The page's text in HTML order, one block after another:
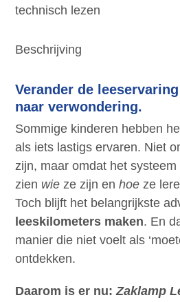
technisch lezen
Beschrijving
Verander de
naar verwondering.
Sommige kinderen hebben
als iets lastigs ervaren. Niet
zijn, maar omdat het
zien wie ze zijn enhoe ze
Toch blijft het belangrijkste
leeskilometers maken. En
manier die niet voelt als
ontdekken.
Daarom is er nu:Zaklamp